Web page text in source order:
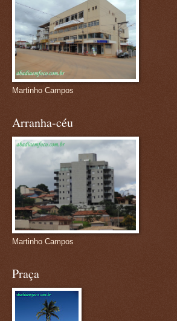
Martinho Campos
Arranha-céu
Martinho Campos
Praça